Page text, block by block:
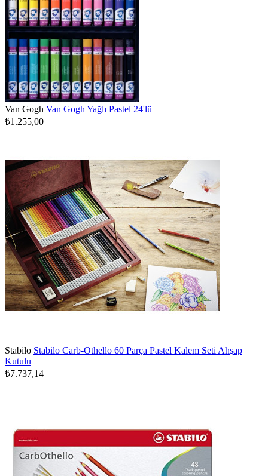
Van Gogh Van Gogh Yağlı Pastel 24'lü
₺1.255,00
Stabilo Stabilo Carb-Othello 60 Parça Pastel Kalem Seti Ahşap
Kutulu
₺7.737,14